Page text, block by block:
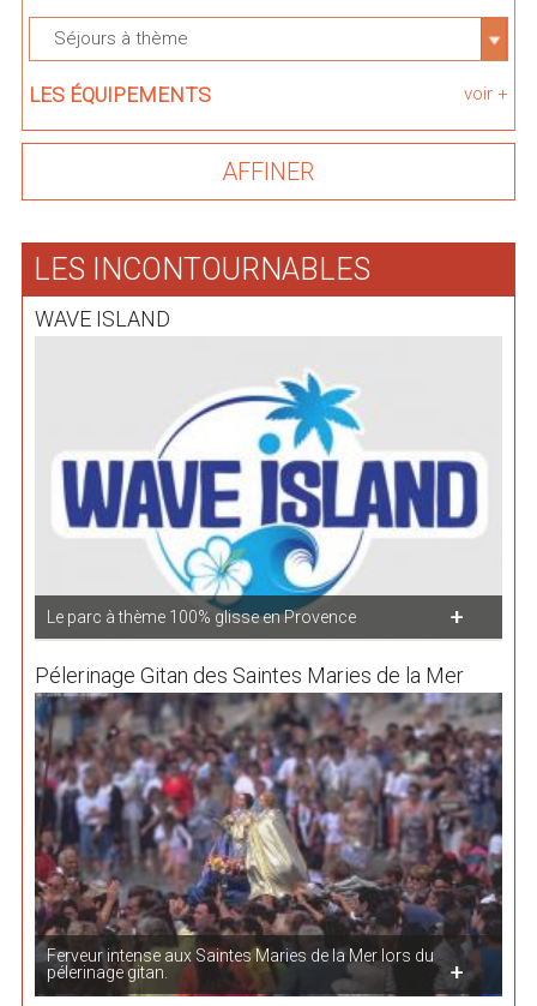
Séjours à thème
LES ÉQUIPEMENTS voir +
LES INCONTOURNABLES
WAVE ISLAND
Le parc à thème 100% glisse en Provence
Pélerinage Gitan des Saintes Maries de la Mer
Ferveur intense aux Saintes Maries de la Mer lors du
pélerinage gitan.